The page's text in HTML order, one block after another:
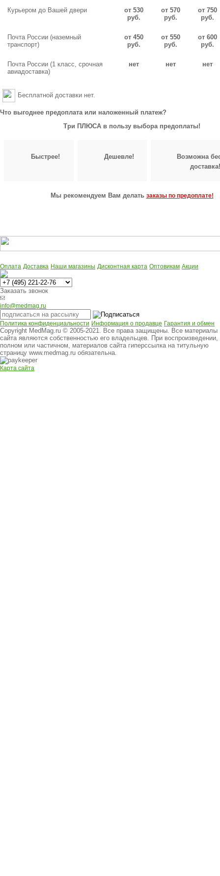
Курьером до Вашей двери
от 530
руб.
от 570
руб.
от 750
руб.
Почта России (наземный
транспорт)
от 450
руб.
от 550
руб.
от 600
руб.
Почта России (1 класс, срочная
авиадоставка)
нет нет нет
Бесплатной доставки нет.
Что выгоднее предоплата или наложенный платеж?
Три ПЛЮСА в пользу выбора предоплаты!
Быстрее! Дешевле!
Возможна
доставка!
Мы рекомендуем Вам делать заказы по предоплате!
Оплата Доставка Наши магазины Дисконтная карта Оптовикам Акции
Заказать звонок
info@medmag.ru
Политика конфиденциальности Информация о продавце Гарантия и обмен
Copyright MedMag.ru © 2005-2021. Все права защищены. Все материалы
сайта являются собственностью его владельцев. При воспроизведении,
полном или частичном, материалов сайта гиперссылка на титульную
страницу www.medmag.ru обязательна.
Карта сайта